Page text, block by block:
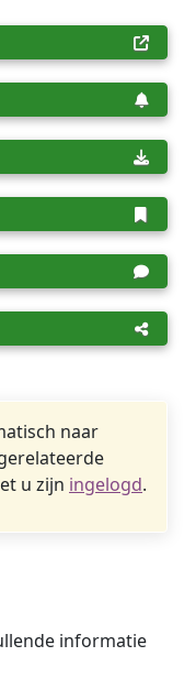
naar
u zijn ingelogd.
informatie